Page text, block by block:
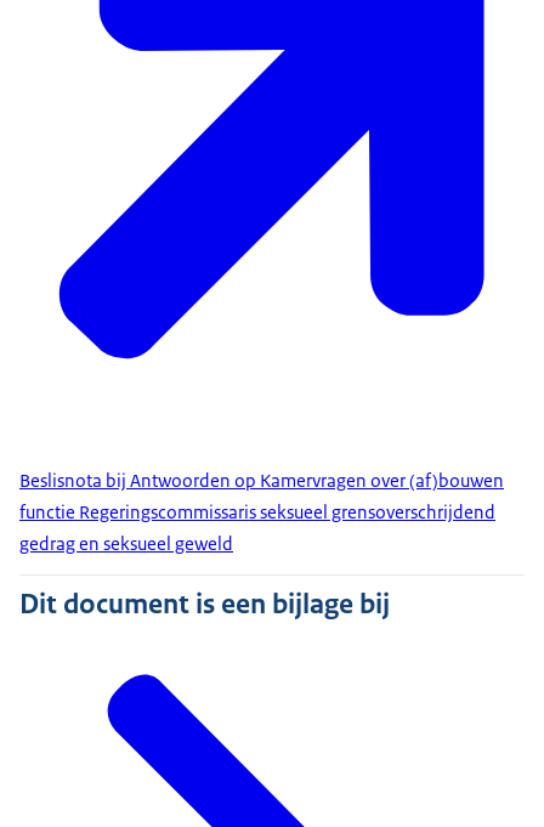
Beslisnota bij Antwoorden op Kamervragen over (af)bouwen
functie Regeringscommissaris seksueel grensoverschrijdend
gedrag en seksueel geweld
Dit document is een bijlage bij